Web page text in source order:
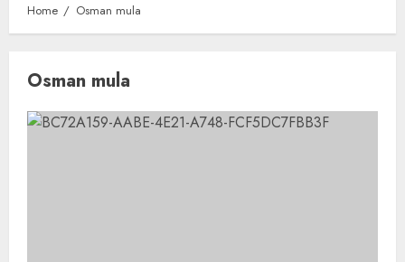
Home Osman mula
Osman mula